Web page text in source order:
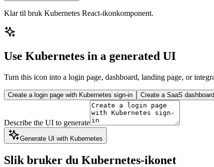
Klar til bruk Kubernetes React-ikonkomponent.
Use Kubernetes in a generated UI
Turn this icon into a login page, dashboard, landing page, or
Create a login page with Kubernetes sign-in Create a SaaS
Describe the UI to generate
Generate UI with Kubernetes
Slik bruker du Kubernetes-ikonet